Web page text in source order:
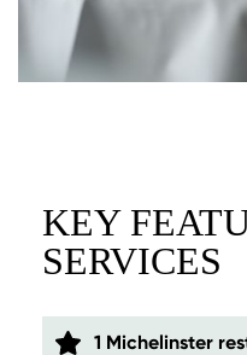
KEY
SERVICES
1 Michelinster